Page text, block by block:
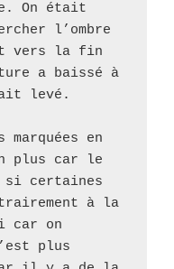
On était
l’ombre
vers la fin
a baissé à
levé.
en
plus car le
si certaines
à la
car on
plus